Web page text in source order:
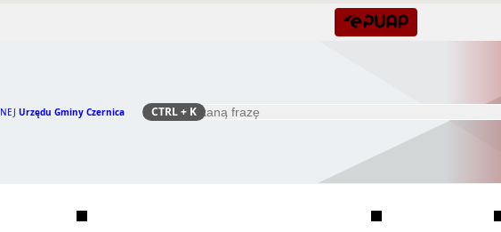
Urzędu Gminy Czernica Szukaj
CTRL+ K